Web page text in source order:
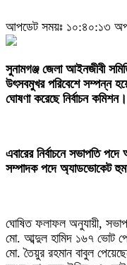
আপডেট সময়ঃ ১০:৪০:১৩
‎সুনামগঞ্জ জেলা আইনজীবী
উৎসবমুখর পরিবেশে সম্পন্ন
ঘোষণা করেছে নির্বাচন কমিশন।
এবারের নির্বাচনে সভাপতি
সম্পাদক পদে অ্যাডভোকেট
‎ঘোষিত ফলাফল অনুযায়ী,
মো. আব্দুল হামিদ ১৬৭ ভোট
মো. তৈয়ুর রহমান বাবুল